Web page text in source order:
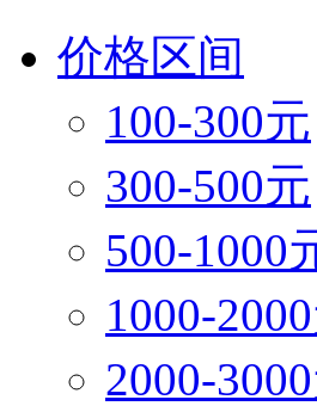
价格区间
100-300元
300-500元
500-1000
1000-
2000-